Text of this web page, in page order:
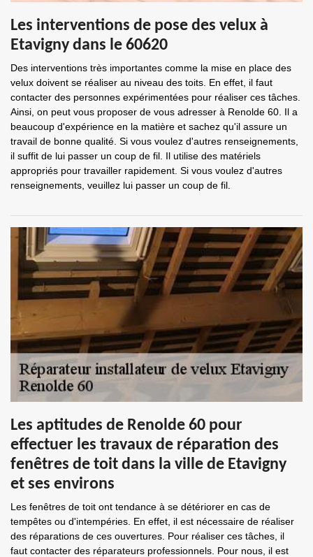
Les interventions de pose des velux à
Etavigny dans le 60620
Des interventions très importantes comme la mise en place des
velux doivent se réaliser au niveau des toits. En effet, il faut
contacter des personnes expérimentées pour réaliser ces tâches.
Ainsi, on peut vous proposer de vous adresser à Renolde 60. Il a
beaucoup d'expérience en la matière et sachez qu'il assure un
travail de bonne qualité. Si vous voulez d'autres renseignements,
il suffit de lui passer un coup de fil. Il utilise des matériels
appropriés pour travailler rapidement. Si vous voulez d'autres
renseignements, veuillez lui passer un coup de fil.
Les aptitudes de Renolde 60 pour
effectuer les travaux de réparation des
fenêtres de toit dans la ville de Etavigny
et ses environs
Les fenêtres de toit ont tendance à se détériorer en cas de
tempêtes ou d'intempéries. En effet, il est nécessaire de réaliser
des réparations de ces ouvertures. Pour réaliser ces tâches, il
faut contacter des réparateurs professionnels. Pour nous, il est